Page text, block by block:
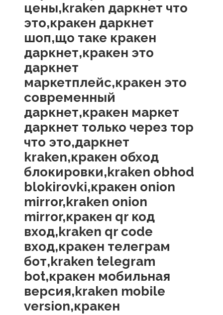
цены,kraken даркнет что
это,кракен даркнет
шоп,що таке кракен
даркнет,кракен это
даркнет
маркетплейс,кракен это
современный
даркнет,кракен маркет
даркнет только через тор
что это,даркнет
kraken,кракен обход
блокировки,kraken obhod
blokirovki,кракен onion
mirror,kraken onion
mirror,кракен qr код
вход,kraken qr code
вход,кракен телеграм
бот,kraken telegram
bot,кракен мобильная
версия,kraken mobile
version,кракен